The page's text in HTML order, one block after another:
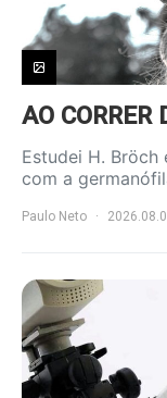
AO CORRER
Estudei H. Bröch
com a
Paulo Neto